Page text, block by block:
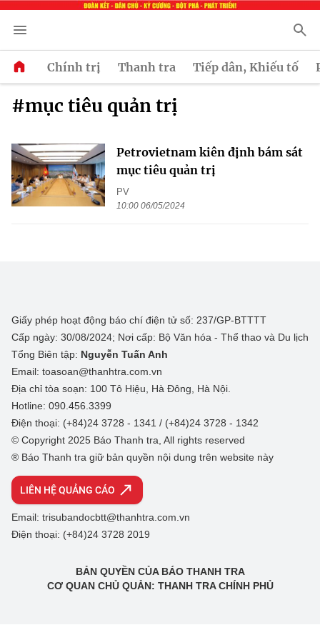
Chính trị Thanh tra Tiếp dân, Khiếu tố
#mục tiêu quản trị
Petrovietnam kiên định bám sát
mục tiêu quản trị
PV
10:00 06/05/2024
Giấy phép hoạt động báo chí điện tử số: 237/GP-BTTTT
Cấp ngày: 30/08/2024; Nơi cấp: Bộ Văn hóa - Thể thao và Du lịch
Tổng Biên tập: Nguyễn Tuấn Anh
Email: toasoan@thanhtra.com.vn
Địa chỉ tòa soạn: 100 Tô Hiệu, Hà Đông, Hà Nội.
Hotline: 090.456.3399
Điện thoại: (+84)24 3728 - 1341 / (+84)24 3728 - 1342
© Copyright 2025 Báo Thanh tra, All rights reserved
® Báo Thanh tra giữ bản quyền nội dung trên website này
LIÊN HỆ QUẢNG CÁO
Email: trisubandocbtt@thanhtra.com.vn
Điện thoại: (+84)24 3728 2019
BẢN QUYỀN CỦA BÁO THANH TRA
CƠ QUAN CHỦ QUẢN: THANH TRA CHÍNH PHỦ